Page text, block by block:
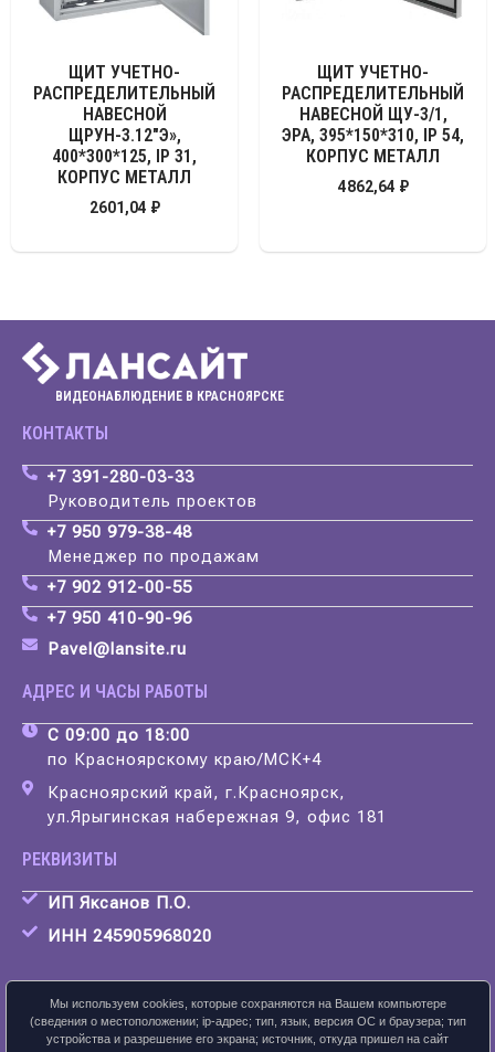
ЩИТ УЧЕТНО-
РАСПРЕДЕЛИТЕЛЬНЫЙ
НАВЕСНОЙ
ЩРУН-3.12″Э»,
400*300*125, IP 31,
КОРПУС МЕТАЛЛ
2601,04 ₽
ЩИТ УЧЕТНО-
РАСПРЕДЕЛИТЕЛЬНЫЙ
НАВЕСНОЙ ЩУ-3/1,
ЭРА, 395*150*310, IP 54,
КОРПУС МЕТАЛЛ
4862,64 ₽
ВИДЕОНАБЛЮДЕНИЕ В КРАСНОЯРСКЕ
КОНТАКТЫ
+7 391-280-03-33
Руководитель проектов
+7 950 979-38-48
Менеджер по продажам
+7 902 912-00-55
+7 950 410-90-96
Pavel@lansite.ru
АДРЕС И ЧАСЫ РАБОТЫ
С 09:00 до 18:00
по Красноярскому краю/МСК+4
Красноярский край, г.Красноярск,
ул.Ярыгинская набережная 9, офис 181
РЕКВИЗИТЫ
ИП Яксанов П.О.
ИНН 245905968020
Скачать карточку предприятия
Мы используем cookies, которые сохраняются на Вашем компьютере
(сведения о местоположении; ip-адрес; тип, язык, версия ОС и браузера; тип
устройства и разрешение его экрана; источник, откуда пришел на сайт